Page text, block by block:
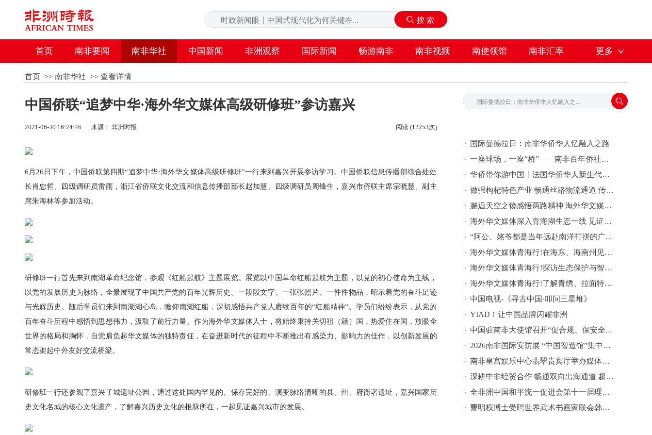
首页 南非要闻 南非华社 中国新闻 非洲观察 国际新闻 畅游南非 南非视频 南使领馆 南非汇率 更多
首页>> 南非华社 >> 查看详情
中国侨联“追梦中华·海外华文媒体高级研修班”参访嘉兴
2021-06-30 16:24:46 来源： 非洲时报 阅读 (12253次)
6月26日下午，中国侨联第四期“追梦中华·海外华文媒体高级研修班”一行来到嘉兴开展参访学习。中国侨联信息传播部综合处处
长肖忠哲、四级调研员雷雨，浙江省侨联文化交流和信息传播部部长赵加慧、四级调研员周锋生，嘉兴市侨联主席宗晓慧、副主
席朱海林等参加活动。
研修班一行首先来到南湖革命纪念馆，参观《红船起航》主题展览。展览以中国革命红船起航为主题，以党的初心使命为主线，
以党的发展历史为脉络，全景展现了中国共产党的百年光辉历史。一段段文字、一张张照片、一件件物品，昭示着党的奋斗足迹
与光辉历史。随后学员们来到南湖湖心岛，瞻仰南湖红船，深切感悟共产党人赓续百年的“红船精神”。学员们纷纷表示，从党的
百年奋斗历程中感悟到思想伟力，汲取了前行力量。作为海外华文媒体人士，将始终秉持关切祖（籍）国，热爱住在国，放眼全
世界的格局和胸怀，自觉肩负起华文媒体的独特责任，在奋进新时代的征程中不断推出有感染力、影响力的佳作，以创新发展的
常态架起中外友好交流桥梁。
研修班一行还参观了嘉兴子城遗址公园，通过这处国内罕见的、保存完好的、演变脉络清晰的县、州、府衙署遗址，嘉兴国家历
史文化名城的核心文化遗产，了解嘉兴历史文化的根脉所在，一起见证嘉兴城市的发展。
国际曼德拉日：南非华侨华人忆融入之路
一座球场，一座“桥”——南非百年侨社以体育连接多元社区
华侨带你游中国丨法国华侨华人新生代浙江行活动在温州启动
​做强枸杞特色产业 畅通丝路物流通道 传承天路红色精神 海外华文媒体走访海西格尔木
邂逅天空之镜感悟两路精神 海外华文媒体走进海西感受盐湖绿色发展与红色传承
​海外华文媒体深入青海湖生态一线 见证高原生态与产业共生之路
“阿公、姥爷都是当年远赴南洋打拼的广东汕头人”，“阿嬷”全球热映，华人女子讲述：曾回汕头认亲，外婆寻根意识很深
海外华文媒体青海行!在海东、海南州见证特色果蔬产业与清洁能源发展新图景
海外华文媒体青海行!探访生态保护与智慧教育绘就现代化青海画卷
​海外华文媒体青海行!了解青绣、拉面特色产业赋能乡村共富
中国电视-《寻古中国·叩问三星堆》
YIAD！让中国品牌闪耀非洲
中国驻南非大使馆召开“促合规、保安全”视频会议
2026南非国际安防展 “中国智造馆”集中展示中国科技力量
南非皇宫娱乐中心翡翠贵宾厅举办媒体及嘉宾体验活动
深耕中非经贸合作 畅通双向出海通道 超级晋江（南非）国际选品中心签约授牌仪式在约翰内斯堡成功举办
全非洲中国和平统一促进会第十一届理监事会就职典礼隆重举行
曹明权博士受聘世界武术书画家联会韩国分会会长